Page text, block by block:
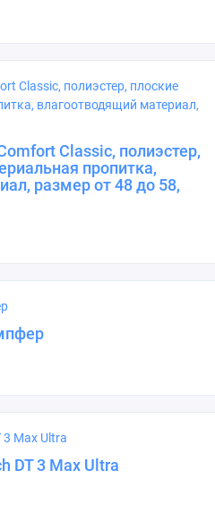
Classic, полиэстер,
пропитка,
размер от 48 до 58,
DT 3 Max Ultra